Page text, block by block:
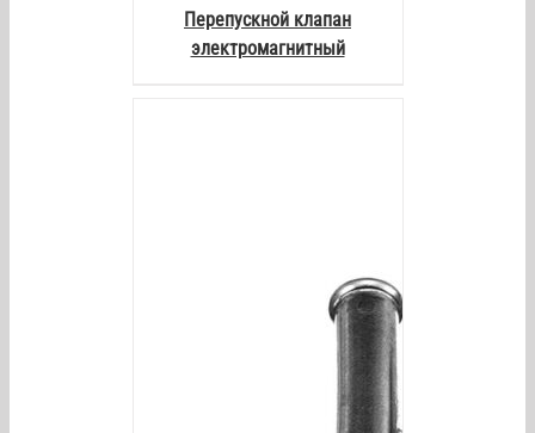
Перепускной клапан
электромагнитный